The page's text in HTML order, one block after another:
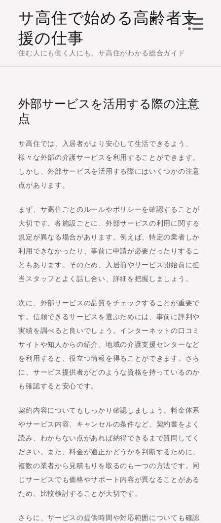
content
サ高住で始める高齢者支
援の仕事
住む人にも働く人にも。サ高住がわかる総合ガイド
外部サービスを活用する際の注意
点
サ高住では、入居者がより安心して生活できるよう、
様々な外部の介護サービスを利用することができます。
しかし、外部サービスを活用する際にはいくつかの注意
点があります。
まず、サ高住ごとのルールやポリシーを確認することが
大切です。各施設ごとに、外部サービスの利用に関する
規定が異なる場合があります。例えば、特定の業者しか
利用できなかったり、事前に申請が必要だったりするこ
ともあります。そのため、入居前やサービス開始前に担
当スタッフとよく話し合い、詳細を把握しましょう。
次に、外部サービスの品質をチェックすることが重要で
す。信頼できるサービスを選ぶためには、事前に評判や
実績を調べると良いでしょう。インターネットの口コミ
サイトや知人からの紹介、地域の介護支援センターなど
を利用すると、役立つ情報を得ることができます。さら
に、サービス提供者がどのような資格を持っているのか
も確認すると安心です。
契約内容についてもしっかり確認しましょう。料金体系
やサービス内容、キャンセルの条件など、契約書をよく
読み、わからない点があれば納得できるまで質問してく
ださい。また、料金が適正かどうかを判断するために、
複数の業者から見積もりを取るのも一つの方法です。同
じサービスでも価格やサポート内容が異なることがある
ため、比較検討することが大切です。
さらに、サービスの提供時間や対応範囲についても確認